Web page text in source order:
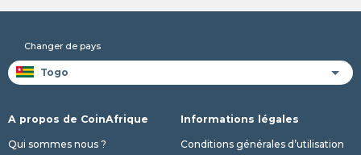
Changer de pays
A propos de CoinAfrique
Qui sommes nous ?
Informations légales
Conditions générales d’utilisation